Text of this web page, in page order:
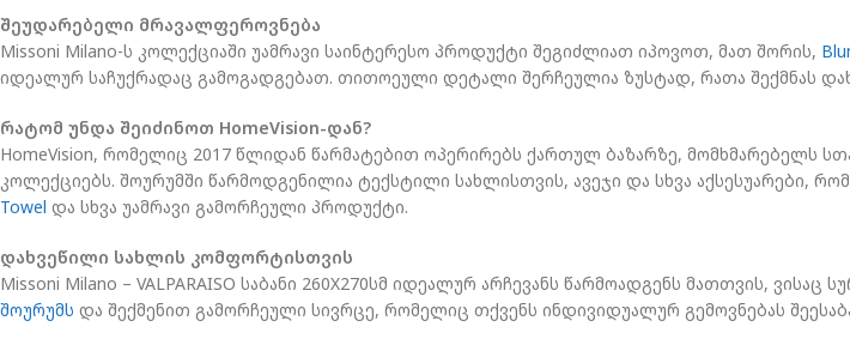
შეუდარებელი მრავალფეროვნება
Missoni Milano-ს კოლექციაში უამრავი საინტერესო პროდუქტი შეგიძლიათ იპოვოთ, მათ შორის,
იდეალურ საჩუქრადაც გამოგადგებათ. თითოეული დეტალი შერჩეულია ზუსტად, რათა შექმნას
რატომ უნდა შეიძინოთ HomeVision-დან?
HomeVision, რომელიც 2017 წლიდან წარმატებით ოპერირებს ქართულ ბაზარზე, მომხმარებელს
კოლექციებს. შოურუმში წარმოდგენილია ტექსტილი სახლისთვის, ავეჯი და სხვა აქსესუარები,
Towel და სხვა უამრავი გამორჩეული პროდუქტი.
დახვეწილი სახლის კომფორტისთვის
Missoni Milano – VALPARAISO საბანი 260X270სმ იდეალურ არჩევანს წარმოადგენს მათთვის,
შოურუმს და შექმენით გამორჩეული სივრცე, რომელიც თქვენს ინდივიდუალურ გემოვნებას